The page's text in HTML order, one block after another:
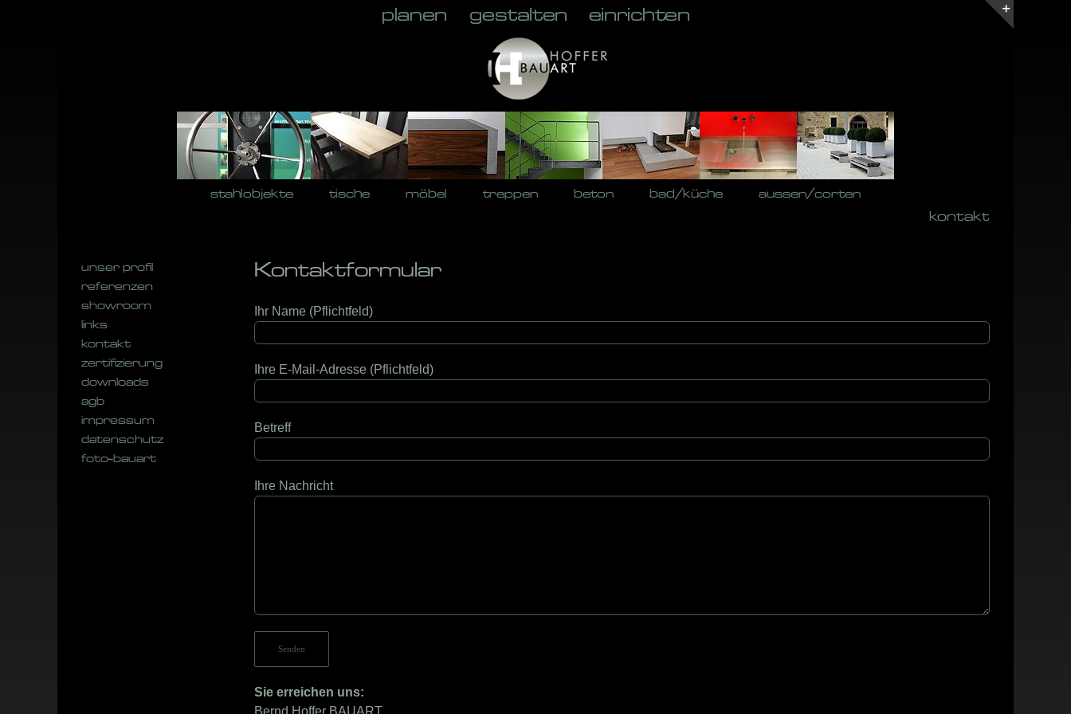
stahlobjekte tische möbel treppen beton bad/küche aussen/corten
kontakt
Kontaktformular
Ihr Name (Pflichtfeld)
Ihre E-Mail-Adresse (Pflichtfeld)
Betreff
Bitte lasse dieses Feld leer.
Ihre Nachricht
Sie erreichen uns:
Bernd Hoffer BAUART
unser profil
referenzen
showroom
links
kontakt
zertifizierung
downloads
agb
impressum
datenschutz
foto-bauart